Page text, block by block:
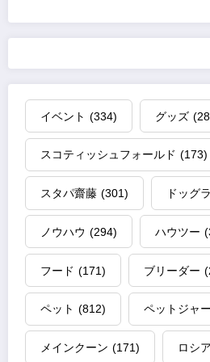
イベント (334) グッズ
スコティッシュフォールド (173)
スタパ齋藤 (301) ドッグ
ノウハウ (294) ハウツー
フード (171) ブリーダー
ペット (812) ペットジャ
メインクーン (171) ロシ